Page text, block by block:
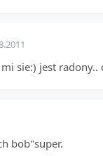
sie:) jest radony..
bob"super.